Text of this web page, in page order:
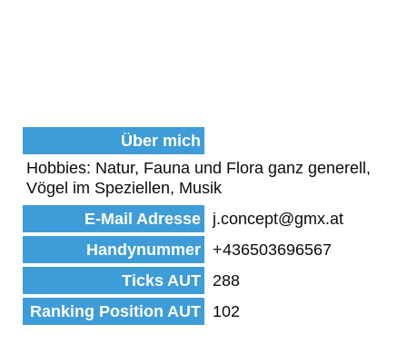
Über mich
Hobbies: Natur, Fauna und Flora ganz generell,
Vögel im Speziellen, Musik
E-Mail Adresse
j.concept@gmx.at
Handynummer
+436503696567
Ticks AUT
288
Ranking Position AUT
102